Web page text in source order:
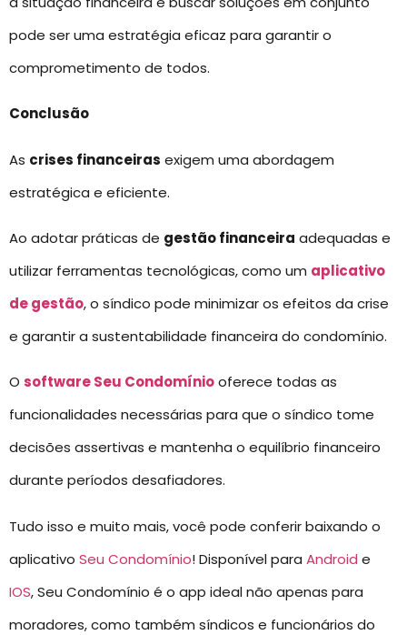
pode ser uma estratégia eficaz para garantir o
comprometimento de todos.
Conclusão
As crises financeiras exigem uma abordagem
estratégica e eficiente.
Ao adotar práticas de gestão financeira adequadas e
utilizar ferramentas tecnológicas, como um aplicativo
de gestão, o síndico pode minimizar os efeitos da crise
e garantir a sustentabilidade financeira do condomínio.
O software Seu Condomíniooferece todas as
funcionalidades necessárias para que o síndico tome
decisões assertivas e mantenha o equilíbrio financeiro
durante períodos desafiadores.
Tudo isso e muito mais, você pode conferir baixando o
aplicativo Seu Condomínio! Disponível para Android e
IOS, Seu Condomínio é o app ideal não apenas para
moradores, como também síndicos e funcionários do